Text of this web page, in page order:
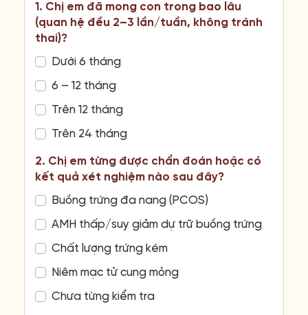
1. Chị em đã mong con trong bao lâu
(quan hệ đều 2–3 lần/tuần, không tránh
thai)?
Dưới 6 tháng
6 – 12 tháng
Trên 12 tháng
Trên 24 tháng
2. Chị em từng được chẩn đoán hoặc có
kết quả xét nghiệm nào sau đây?
Buồng trứng đa nang (PCOS)
AMH thấp/suy giảm dự trữ buồng trứng
Chất lượng trứng kém
Niêm mạc tử cung mỏng
Chưa từng kiểm tra